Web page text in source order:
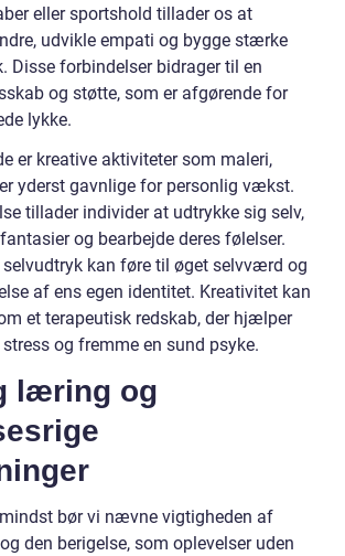
eller sportshold tillader os at
udvikle empati og bygge stærke
Disse forbindelser bidrager til en
og støtte, som er afgørende for
lykke.
er kreative aktiviteter som maleri,
yderst gavnlige for personlig vækst.
tillader individer at udtrykke sig selv,
og bearbejde deres følelser.
kan føre til øget selvværd og
af ens egen identitet. Kreativitet kan
et terapeutisk redskab, der hjælper
og fremme en sund psyke.
læring og
bør vi nævne vigtigheden af
den berigelse, som oplevelser uden